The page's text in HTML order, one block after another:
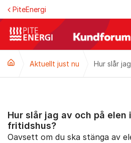
Hoppa till innehåll
PiteEnergi
Aktuellt just nu
Hur slår jag av och på elen
fritidshus?
Oavsett om du ska stänga av